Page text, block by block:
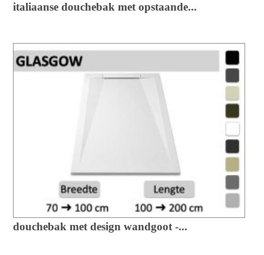
italiaanse douchebak met opstaande...
douchebak met design wandgoot -...